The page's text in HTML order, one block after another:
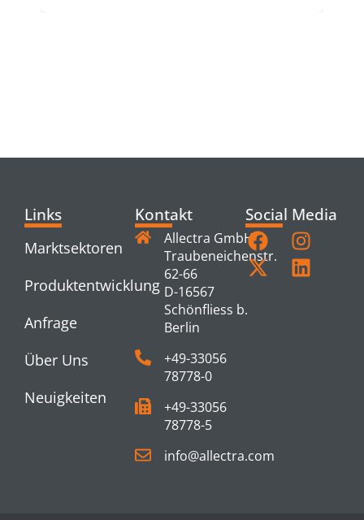
Links
Marktsektoren
Produktentwicklung
Anfrage
Über Uns
Neuigkeiten
Kontakt
Allectra GmbH
Traubeneichenstr.
62-66
D-16567
Schönfliess b.
Berlin
+49-33056
78778-0
+49-33056
78778-5
info@allectra.com
Social Media